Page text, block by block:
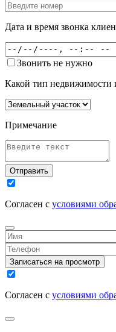
Дата и время звонка
Звонить не нужно
Какой тип недвижимости
Примечание
Отправить
Согласен с условиями
Записаться на просмотр
Согласен с условиями